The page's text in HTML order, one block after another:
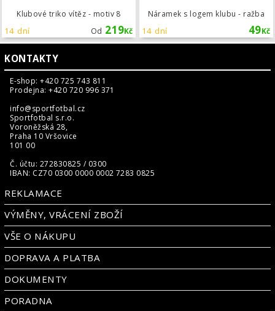
Klubové triko vítěz - motiv 8
Od 219Kč
14 dní
Náramek s logem klubu - ražba
49Kč
14 dní
KONTAKTY
E-shop: +420 725 743 811
Prodejna: +420 720 996 371
info@sportfotbal.cz
Sportfotbal s.r.o.
Voroněžská 28,
Praha 10 Vršovice
101 00
Č. účtu: 272830825 / 0300
IBAN: CZ70 0300 0000 0002 7283 0825
REKLAMACE
VÝMĚNY, VRÁCENÍ ZBOŽÍ
VŠE O NÁKUPU
DOPRAVA A PLATBA
DOKUMENTY
PORADNA